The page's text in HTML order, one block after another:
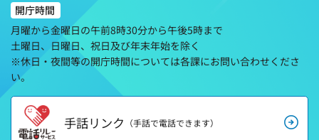
開庁時間
月曜から金曜日の午前8時30分から午後5時まで
土曜日、日曜日、祝日及び年末年始を除く
※休日・夜間等の開庁時間については各課にお問い合わせくださ
い。
手話リンク （手話で電話できます）